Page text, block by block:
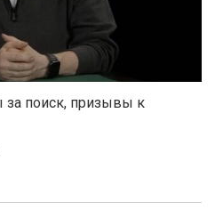
поиск, призывы к